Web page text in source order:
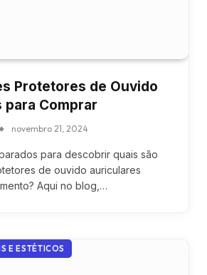
Protetores de Ouvido
Comprar
novembro 21, 2024
para descobrir quais são
de ouvido auriculares
Aqui no blog,…
E ESTÉTICOS